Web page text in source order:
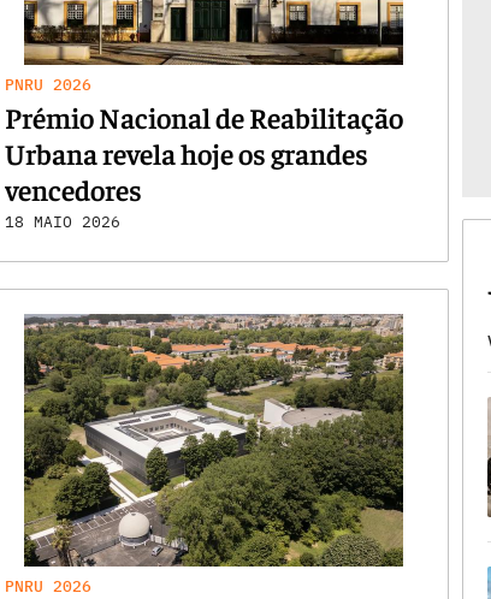
PNRU 2026
Prémio Nacional de Reabilitação
Urbana revela hoje os grandes
vencedores
18 MAIO 2026
PNRU 2026